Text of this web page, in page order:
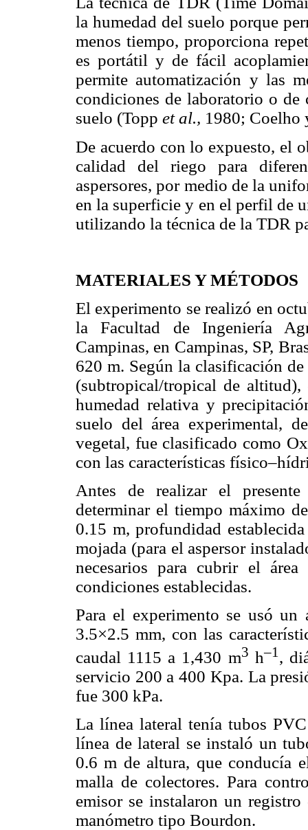
la humedad del suelo porque
menos tiempo, proporciona
es portátil y de fácil
permite automatización y las
condiciones de laboratorio o
suelo (Topp et al., 1980; Coelho
De acuerdo con lo expuesto, el
calidad del riego para
aspersores, por medio de la
en la superficie y en el perfil de
utilizando la técnica de la TDR
MATERIALES Y MÉTODOS
El experimento se realizó en
la Facultad de Ingeniería
Campinas, en Campinas, SP,
620 m. Según la clasificación
(subtropical/tropical de
humedad relativa y
suelo del área experimental,
vegetal, fue clasificado como
con las características
Antes de realizar el
determinar el tiempo máximo
0.15 m, profundidad
mojada (para el aspersor
necesarios para cubrir el
condiciones establecidas.
Para el experimento se usó
3.5×2.5 mm, con las
caudal 1115 a 1,430 m3 h–1 ,
servicio 200 a 400 Kpa. La
fue 300 kPa.
La línea lateral tenía tubos
línea de lateral se instaló un
0.6 m de altura, que conducía
malla de colectores. Para
emisor se instalaron un
manómetro tipo Bourdon.